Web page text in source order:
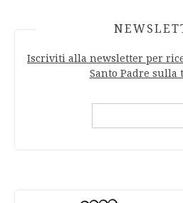
Iscriviti alla newsletter per
Santo Padre sulla